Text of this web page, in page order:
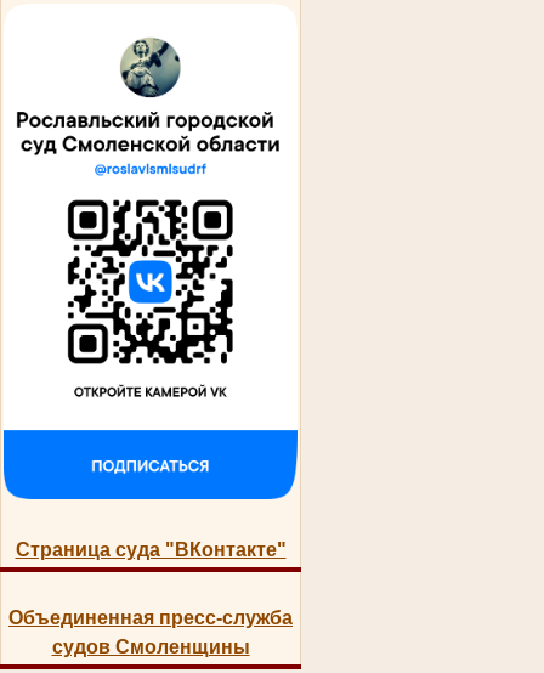
Страница суда "ВКонтакте"
Объединенная пресс-служба
судов Смоленщины